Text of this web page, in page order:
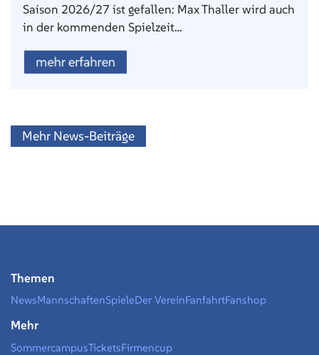
Saison 2026/27 ist gefallen: Max Thaller wird auch
in der kommenden Spielzeit…
mehr erfahren
Mehr News-Beiträge
Themen
NewsMannschaftenSpieleDer VereinFanfahrtFanshop
Mehr
SommercampusTicketsFirmencup